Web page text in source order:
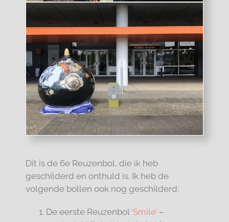
Dit is de 6e Reuzenbol, die ik heb
geschilderd en onthuld is. Ik heb de
volgende bollen ook nog geschilderd:
De eerste Reuzenbol ‘Smile’–